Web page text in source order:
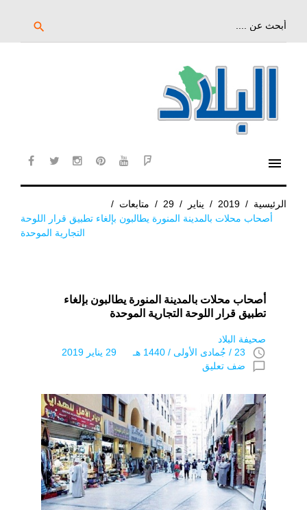
search
menu
الرئيسية /
2019
/ يناير /
29
/ متابعات /
أصحاب محلات بالمدينة المنورة يطالبون بإلغاء تطبيق قرار اللوحة
التجارية الموحدة
أصحاب محلات بالمدينة المنورة يطالبون بإلغاء
تطبيق قرار اللوحة التجارية الموحدة
صحيفة البلاد
access_time 23 / جُمادى اﻷولى / 1440 هـ 29 يناير 2019
chat_bubble_outline ضف تعليق